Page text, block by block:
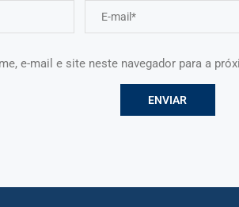
e-mail e site neste navegador para a